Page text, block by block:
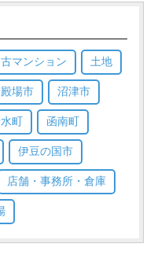
マンション 土地
場市 沼津市
町 函南町
伊豆の国市
店舗・事務所・倉庫